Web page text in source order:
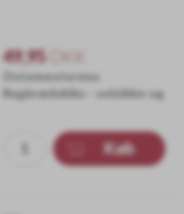
49,95 DKK
Ostemesterens
Rugbrødskiks - solsikke og
FÅ STYK + KORT DATO = LILLE
Køb